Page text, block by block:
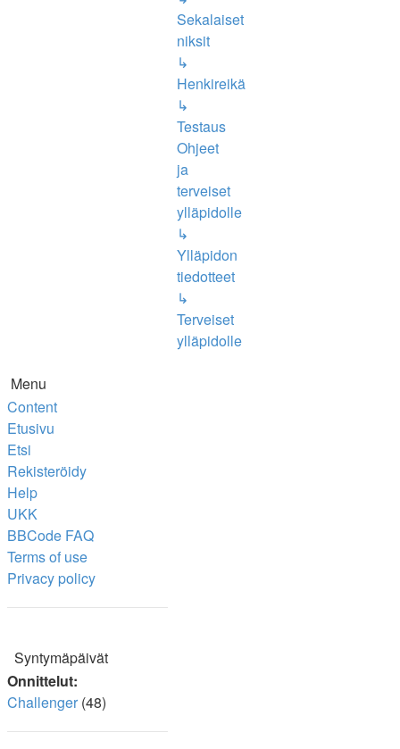
Sekalaiset
niksit
↳
Henkireikä
↳
Testaus
Ohjeet
ja
terveiset
ylläpidolle
↳
Ylläpidon
tiedotteet
↳
Terveiset
ylläpidolle
Menu
Content
Etusivu
Etsi
Rekisteröidy
Help
UKK
BBCode FAQ
Terms of use
Privacy policy
Syntymäpäivät
Onnittelut:
Challenger (48)